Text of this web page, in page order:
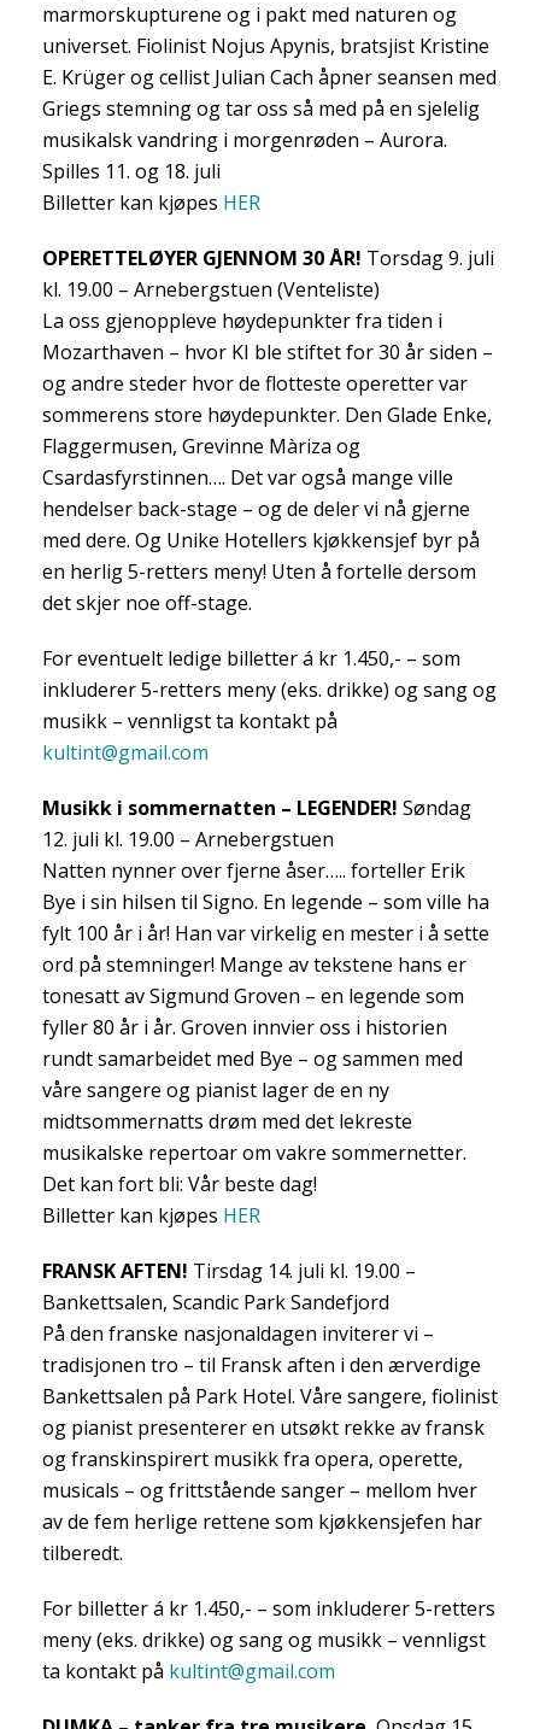
marmorskupturene og i pakt med naturen og
universet. Fiolinist Nojus Apynis, bratsjist Kristine
E. Krüger og cellist Julian Cach åpner seansen med
Griegs stemning og tar oss så med på en sjelelig
musikalsk vandring i morgenrøden – Aurora.
Spilles 11. og 18. juli
Billetter kan kjøpes HER
OPERETTELØYER GJENNOM 30 ÅR! Torsdag 9. juli
kl. 19.00 – Arnebergstuen (Venteliste)
La oss gjenoppleve høydepunkter fra tiden i
Mozarthaven – hvor KI ble stiftet for 30 år siden –
og andre steder hvor de flotteste operetter var
sommerens store høydepunkter. Den Glade Enke,
Flaggermusen, Grevinne Màriza og
Csardasfyrstinnen…. Det var også mange ville
hendelser back-stage – og de deler vi nå gjerne
med dere. Og Unike Hotellers kjøkkensjef byr på
en herlig 5-retters meny! Uten å fortelle dersom
det skjer noe off-stage.
For eventuelt ledige billetter á kr 1.450,- – som
inkluderer 5-retters meny (eks. drikke) og sang og
musikk – vennligst ta kontakt på
kultint@gmail.com
Musikk i sommernatten – LEGENDER! Søndag
12. juli kl. 19.00 – Arnebergstuen
Natten nynner over fjerne åser….. forteller Erik
Bye i sin hilsen til Signo. En legende – som ville ha
fylt 100 år i år! Han var virkelig en mester i å sette
ord på stemninger! Mange av tekstene hans er
tonesatt av Sigmund Groven – en legende som
fyller 80 år i år. Groven innvier oss i historien
rundt samarbeidet med Bye – og sammen med
våre sangere og pianist lager de en ny
midtsommernatts drøm med det lekreste
musikalske repertoar om vakre sommernetter.
Det kan fort bli: Vår beste dag!
Billetter kan kjøpes HER
FRANSK AFTEN! Tirsdag 14. juli kl. 19.00 –
Bankettsalen, Scandic Park Sandefjord
På den franske nasjonaldagen inviterer vi –
tradisjonen tro – til Fransk aften i den ærverdige
Bankettsalen på Park Hotel. Våre sangere, fiolinist
og pianist presenterer en utsøkt rekke av fransk
og franskinspirert musikk fra opera, operette,
musicals – og frittstående sanger – mellom hver
av de fem herlige rettene som kjøkkensjefen har
tilberedt.
For billetter á kr 1.450,- – som inkluderer 5-retters
meny (eks. drikke) og sang og musikk – vennligst
ta kontakt på kultint@gmail.com